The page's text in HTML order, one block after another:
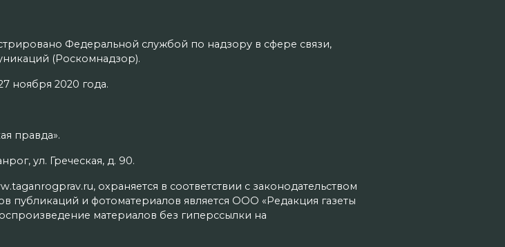
Федеральной службой по надзору в сфере связи,
(Роскомнадзор).
ноября 2020 года.
правда».
ул. Греческая, д. 90.
охраняется в соответствии с законодательством
публикаций и фотоматериалов является ООО «Редакция газеты
материалов без гиперссылки на